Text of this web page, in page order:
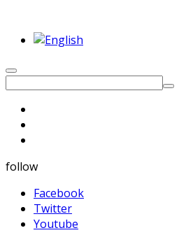
follow
Facebook
Twitter
Youtube